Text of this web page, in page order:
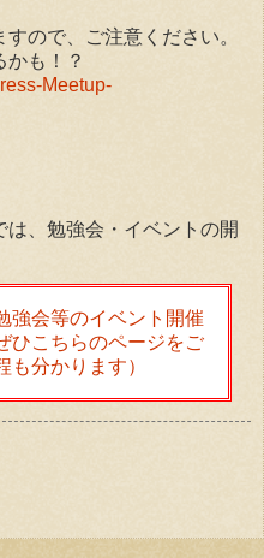
ので、ご注意ください。
も！？
Meetup-
、勉強会・イベントの開
強会等のイベント開催
ひこちらのページをご
分かります）